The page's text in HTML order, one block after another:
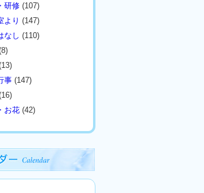
研修 (107)
より (147)
なし (110)
事 (147)
お花 (42)